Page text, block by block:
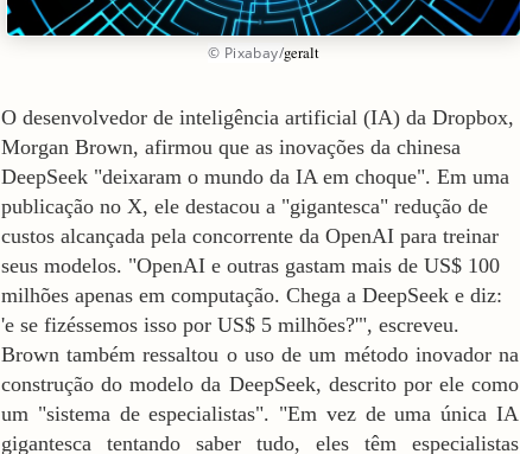
© Pixabay/geralt
O desenvolvedor de inteligência artificial (IA) da Dropbox,
Morgan Brown, afirmou que as inovações da chinesa
DeepSeek "deixaram o mundo da IA em choque". Em uma
publicação no X, ele destacou a "gigantesca" redução de
custos alcançada pela concorrente da OpenAI para treinar
seus modelos. "OpenAI e outras gastam mais de US$ 100
milhões apenas em computação. Chega a DeepSeek e diz:
'e se fizéssemos isso por US$ 5 milhões?'", escreveu.
Brown também ressaltou o uso de um método inovador na
construção do modelo da DeepSeek, descrito por ele como
um "sistema de especialistas". "Em vez de uma única IA
gigantesca tentando saber tudo, eles têm especialistas